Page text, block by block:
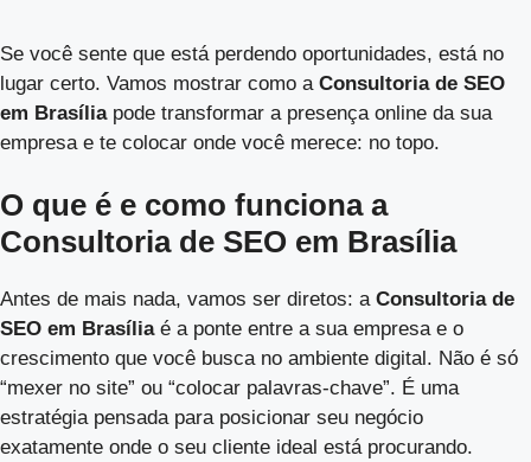
Se você sente que está perdendo oportunidades, está no
lugar certo. Vamos mostrar como a Consultoria de SEO
em Brasíliapode transformar a presença online da sua
empresa e te colocar onde você merece: no topo.
O que é e como funciona a
Consultoria de SEO em Brasília
Antes de mais nada, vamos ser diretos: a Consultoria de
SEO em Brasíliaé a ponte entre a sua empresa e o
crescimento que você busca no ambiente digital. Não é só
“mexer no site” ou “colocar palavras-chave”. É uma
estratégia pensada para posicionar seu negócio
exatamente onde o seu cliente ideal está procurando.